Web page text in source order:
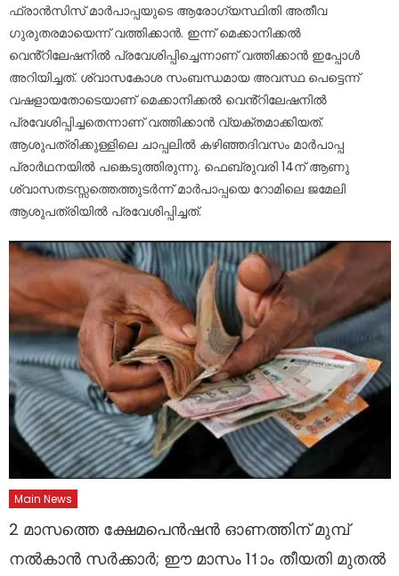
ഫ്രാൻസിസ് മാർപാപ്പയുടെ ആരോഗ്യസ്ഥിതി അതീവ
ഗുരുതരമായെന്ന് വത്തിക്കാൻ. ഇന്ന് മെക്കാനിക്കൽ
വെൻ്റിലേഷനിൽ പ്രവേശിപ്പിച്ചെന്നാണ് വത്തിക്കാൻ ഇപ്പോൾ
അറിയിച്ചത്. ശ്വാസകോശ സംബന്ധമായ അവസ്ഥ പെട്ടെന്ന്
വഷളായതോടെയാണ് മെക്കാനിക്കൽ വെൻ്റിലേഷനിൽ
പ്രവേശിപ്പിച്ചതെന്നാണ് വത്തിക്കാൻ വ്യക്തമാക്കിയത്.
ആശുപത്രിക്കുള്ളിലെ ചാപ്പലിൽ കഴിഞ്ഞദിവസം മാർപാപ്പ
പ്രാർഥനയിൽ പങ്കെടുത്തിരുന്നു. ഫെബ്രുവരി 14ന് ആണു
ശ്വാസതടസ്സത്തെത്തുടർന്ന് മാർപാപ്പയെ റോമിലെ ജമേലി
ആശുപത്രിയിൽ പ്രവേശിപ്പിച്ചത്.
Main News
2 മാസത്തെ ക്ഷേമപെൻഷൻ ഓണത്തിന് മുമ്പ്
നൽകാൻ സർക്കാർ; ഈ മാസം 11ാം തീയതി മുതൽ